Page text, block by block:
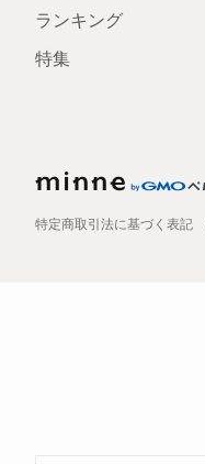
ランキング
特集
特定商取引法に基づく表記